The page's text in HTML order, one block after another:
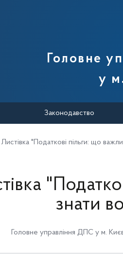
Головне
у
Законодавство
Листівка "Податкові пільги: що
знати
Головне управління ДПС у м.